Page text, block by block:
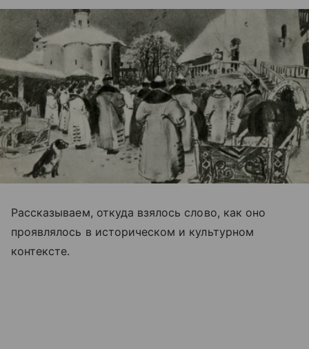
Рассказываем, откуда взялось слово, как оно
проявлялось в историческом и культурном
контексте.